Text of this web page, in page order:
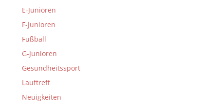
E-Junioren
F-Junioren
Fußball
G-Junioren
Gesundheitssport
Lauftreff
Neuigkeiten